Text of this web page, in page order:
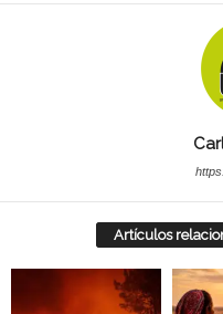
Artículos